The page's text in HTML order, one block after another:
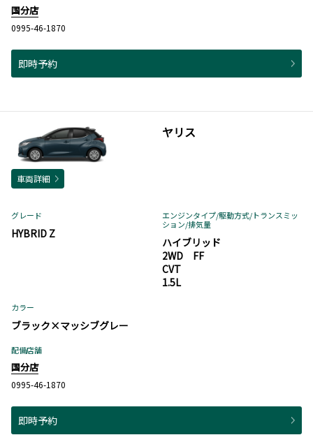
国分店
0995-46-1870
即時予約
ヤリス
車両詳細
グレード
HYBRID Z
エンジンタイプ/駆動方式/トランスミッ
ション/排気量
ハイブリッド
2WD FF
CVT
1.5L
カラー
ブラック×マッシブグレー
配備店舗
国分店
0995-46-1870
即時予約